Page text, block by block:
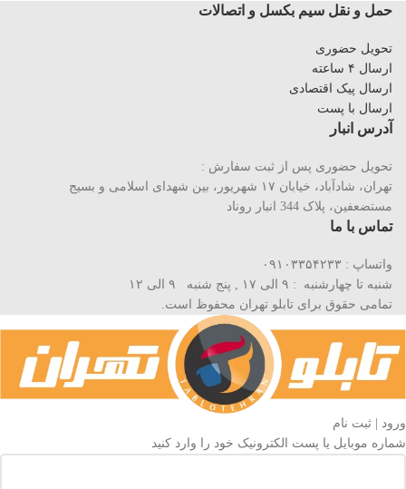
حمل و نقل سیم بکسل و اتصالات
تحویل حضوری
ارسال ۴ ساعته
ارسال پیک اقتصادی
ارسال با پست
آدرس انبار
تحویل حضوری پس از ثبت سفارش :
تهران، شادآباد، خیابان ١٧ شهریور، بین شهدای اسلامی و بسیج
مستضعفین، پلاک 344 انبار روناد
تماس با ما
واتساپ : ۰۹۱۰۳۳۵۴۲۳۳
شنبه تا چهارشنبه : ۹ الی ۱۷ , پنج شنبه ۹ الی ۱۲
تمامی حقوق برای تابلو تهران محفوظ است.
ورود | ثبت نام
شماره موبایل یا پست الکترونیک خود را وارد کنید